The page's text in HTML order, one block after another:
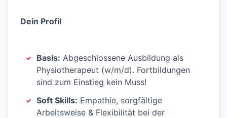
Dein Profil
Basis: Abgeschlossene Ausbildung als
Physiotherapeut (w/m/d). Fortbildungen
sind zum Einstieg kein Muss!
Soft Skills: Empathie, sorgfältige
Arbeitsweise & Flexibilität bei der